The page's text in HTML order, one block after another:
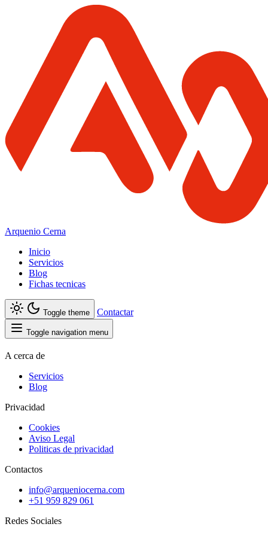
Arquenio Cerna
Inicio
Servicios
Blog
Fichas tecnicas
Toggle theme Contactar
Toggle navigation menu
A cerca de
Servicios
Blog
Privacidad
Cookies
Aviso Legal
Politicas de privacidad
Contactos
info@arqueniocerna.com
+51 959 829 061
Redes Sociales